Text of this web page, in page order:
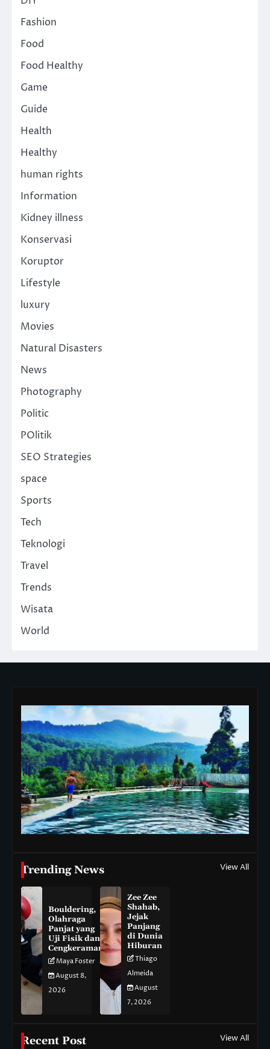
Fashion
Food
Food Healthy
Game
Guide
Health
Healthy
human rights
Information
Kidney illness
Konservasi
Koruptor
Lifestyle
luxury
Movies
Natural Disasters
News
Photography
Politic
POlitik
SEO Strategies
space
Sports
Tech
Teknologi
Travel
Trends
Wisata
World
Trending News View All
Bouldering,
Olahraga
Panjat yang
Uji Fisik dan
Cengkeraman
Maya Foster
August 8,
2026
Zee Zee
Shahab,
Jejak
Panjang
di Dunia
Hiburan
Thiago
Almeida
August
7, 2026
Recent Post View All